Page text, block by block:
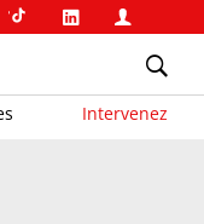
Intervenez